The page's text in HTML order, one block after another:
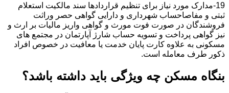
19-مدارک مورد نیاز برای تنظیم قراردادها سند مالکیت استعلام
ثبتی و مفاصاحساب شهرداری و دارایی گواهی حصر وراثت
فروشندگان در صورت فوت مورث و گواهی واریز مالیات بر ارث و
نیز گواهی پرداخت و تسویه حساب شارژ آپارتمان در مجتمع های
مسکونی به علاوه کارت پایان خدمت یا معافیت در خصوص افراد
ذکور طرف معامله است.
بنگاه مسکن چه ویژگی باید داشته باشد؟